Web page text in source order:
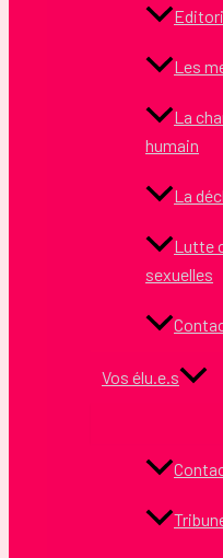
Les
La
humain
La
Lutte
sexuelles
Vos élu.e.s